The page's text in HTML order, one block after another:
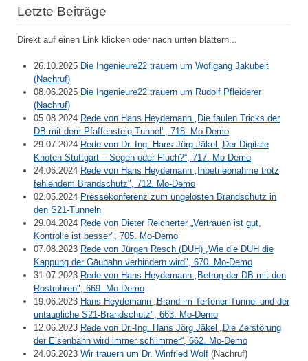
Letzte Beiträge
Direkt auf einen Link klicken oder nach unten blättern...
26.10.2025 Die Ingenieure22 trauern um Woflgang Jakubeit
(Nachruf)
08.06.2025 Die Ingenieure22 trauern um Rudolf Pfleiderer
(Nachruf)
05.08.2024 Rede von Hans Heydemann „Die faulen Tricks der
DB mit dem Pfaffensteig-Tunnel", 718. Mo-Demo
29.07.2024 Rede von Dr.-Ing. Hans Jörg Jäkel „Der Digitale
Knoten Stuttgart – Segen oder Fluch?“, 717. Mo-Demo
24.06.2024 Rede von Hans Heydemann „Inbetriebnahme trotz
fehlendem Brandschutz", 712. Mo-Demo
02.05.2024 Pressekonferenz zum ungelösten Brandschutz in
den S21-Tunneln
29.04.2024 Rede von Dieter Reicherter „Vertrauen ist gut,
Kontrolle ist besser", 705. Mo-Demo
07.08.2023 Rede von Jürgen Resch (DUH) „Wie die DUH die
Kappung der Gäubahn verhindern wird", 670. Mo-Demo
31.07.2023 Rede von Hans Heydemann „Betrug der DB mit den
Rostrohren", 669. Mo-Demo
19.06.2023 Hans Heydemann „Brand im Terfener Tunnel und der
untaugliche S21-Brandschutz", 663. Mo-Demo
12.06.2023 Rede von Dr.-Ing. Hans Jörg Jäkel „Die Zerstörung
der Eisenbahn wird immer schlimmer“, 662. Mo-Demo
24.05.2023 Wir trauern um Dr. Winfried Wolf (Nachruf)